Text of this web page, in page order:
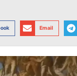
Email